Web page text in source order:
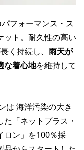
フォーマンス・ス
ット。耐久性の高い
く持続し、 雨天が
な着心地を維持して
は 海洋汚染の大き
「ネットプラス・
ロン」を100％採